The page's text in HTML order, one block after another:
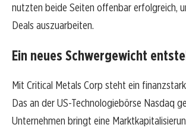
nutzten beide Seiten offenbar erfolgreich,
Deals auszuarbeiten.
Ein neues Schwergewicht
Mit Critical Metals Corp steht ein
Das an der US-Technologiebörse Nasdaq
Unternehmen bringt eine